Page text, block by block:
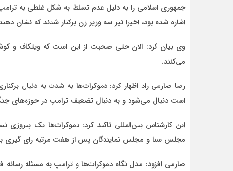
جمهوری اسلامی را به دلیل عدم تسلط به شکل غلطی به
اشاره شده بود، اخیرا نیز سه وزیر زن برکنار شدند که نشان
می‌کنند.
رضا صارمی راد اظهار کرد: دموکرات‌ها به شدت به دنبال
است دنبال می‌شود و به دنبال تضعیف ترامپ در حوزه‌های
این کارشناس بین‌المللی تاکید کرد: دموکرات‌ها یک
مجلس سنا و مجلس نمایندگان پس از هفت مرتبه رای گیری
صارمی افزود: مدل نگاه دموکرات‌ها و ترامپ به مسئله